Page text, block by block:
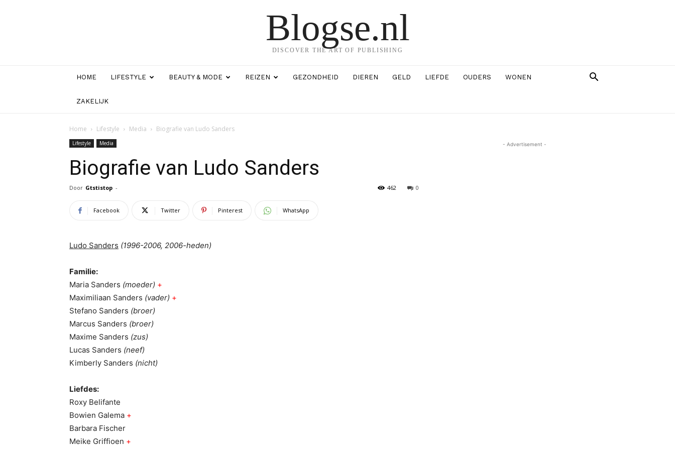
Blogse.nl
DISCOVER THE ART OF PUBLISHING
HOME LIFESTYLE BEAUTY & MODE REIZEN GEZONDHEID DIEREN GELD LIEFDE OUDERS WONEN
ZAKELIJK
Home Lifestyle Media Biografie van Ludo Sanders
Lifestyle Media
Biografie van Ludo Sanders
Door Gtstistop - 0
462
Facebook Twitter Pinterest WhatsApp
Ludo Sanders (1996-2006, 2006-heden)
Familie:
Maria Sanders (moeder) +
Maximiliaan Sanders (vader) +
Stefano Sanders (broer)
Marcus Sanders (broer)
Maxime Sanders (zus)
Lucas Sanders (neef)
Kimberly Sanders (nicht)
Liefdes:
Roxy Belifante
Bowien Galema +
Barbara Fischer
Meike Griffioen +
- Advertisement -